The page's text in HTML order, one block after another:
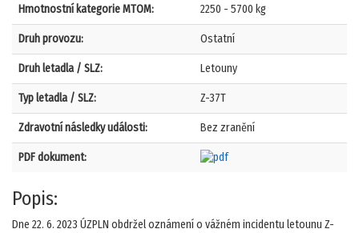
Hmotnostní kategorie MTOM: 2250 - 5700 kg
Druh provozu: Ostatní
Druh letadla / SLZ: Letouny
Typ letadla / SLZ: Z-37T
Zdravotní následky události: Bez zranění
PDF dokument:
Popis:
Dne 22. 6. 2023 ÚZPLN obdržel oznámení o vážném incidentu letounu Z-